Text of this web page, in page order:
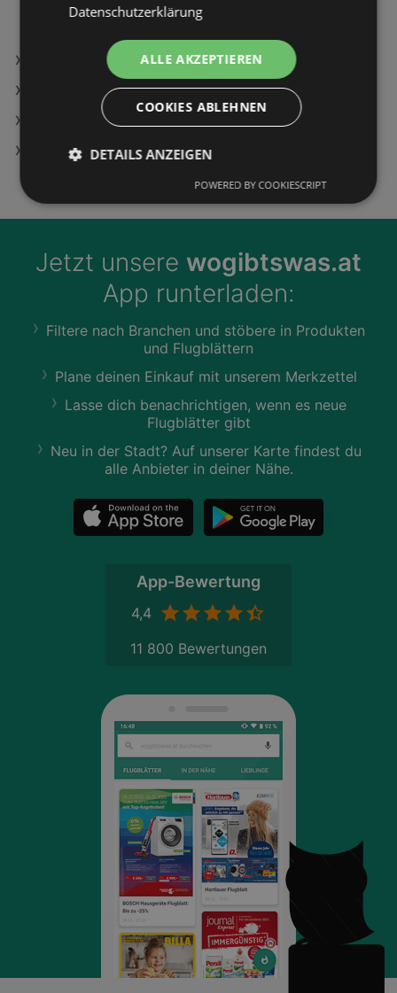
Intel Core i5-14400F Prozessor (20 MB Cache, bis
Windows 11 Home, Schwarz
Garmin DriveCam™ 76 MT-D EU; Navigationsgerät
Wandspiegel 75/195/3,3 cm
Rauchmelder Delta Angebote
Samsung Galaxy S26, 512 GB, Black, Dual SIM
Jetzt unsere wogibtswas.at
App runterladen:
Filtere nach Branchen und stöbere in Produkten
und Flugblättern
Plane deinen Einkauf mit unserem Merkzettel
Lasse dich benachrichtigen, wenn es neue
Flugblätter gibt
Neu in der Stadt? Auf unserer Karte findest du
alle Anbieter in deiner Nähe.
App-Bewertung
4,4
11 800 Bewertungen
Datenschutzerklärung
ALLE AKZEPTIEREN
COOKIES ABLEHNEN
DETAILS ANZEIGEN
POWERED BY COOKIESCRIPT